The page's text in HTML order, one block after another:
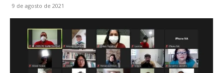
9 de agosto de 2021